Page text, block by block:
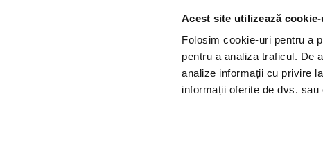
Acest site utilizează
Folosim cookie-uri pentru a
pentru a analiza traficul. De
analize informații cu privire
informații oferite de dvs.
Calendarul evenimentelor